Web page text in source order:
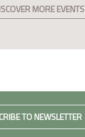
MORE EVENTS
TO NEWSLETTER